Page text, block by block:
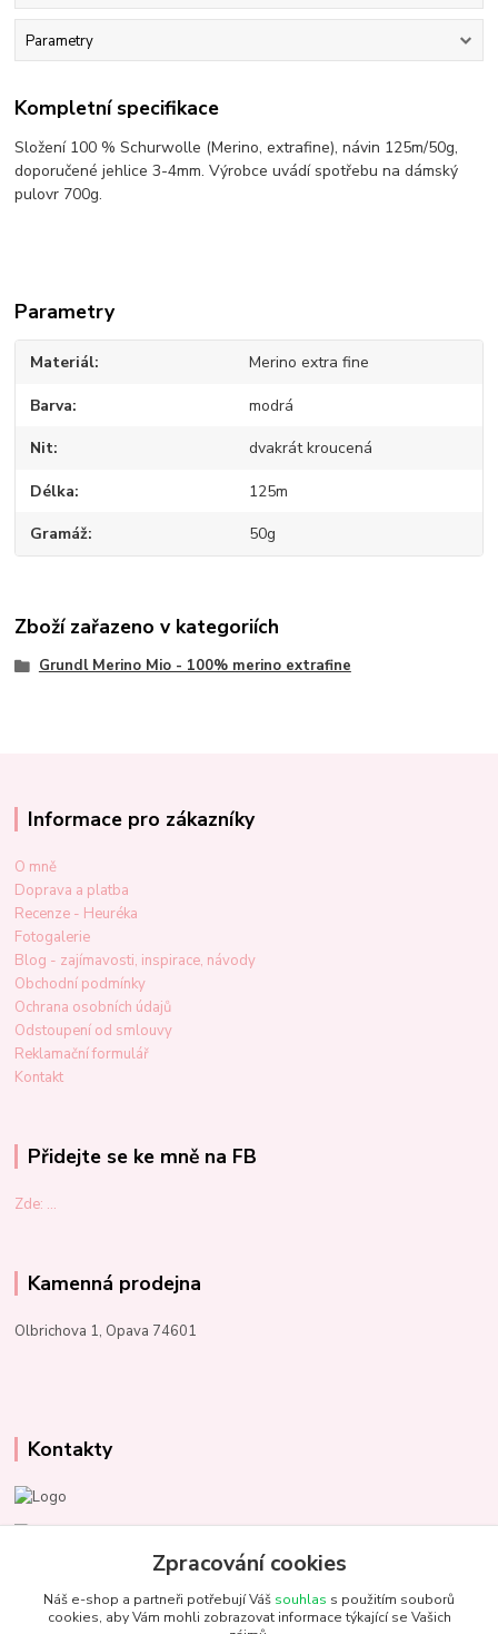
Parametry
Kompletní specifikace
Složení 100 % Schurwolle (Merino, extrafine), návin 125m/50g,
doporučené jehlice 3-4mm. Výrobce uvádí spotřebu na dámský
pulovr 700g.
Parametry
Materiál Merino extra fine
Barva modrá
Nit dvakrát kroucená
Délka 125m
Gramáž 50g
Zboží zařazeno v kategoriích
Grundl Merino Mio - 100% merino extrafine
Informace pro zákazníky
O mně
Doprava a platba
Recenze - Heuréka
Fotogalerie
Blog - zajímavosti, inspirace, návody
Obchodní podmínky
Ochrana osobních údajů
Odstoupení od smlouvy
Reklamační formulář
Kontakt
Přidejte se ke mně na FB
Zde: ...
Kamenná prodejna
Olbrichova 1, Opava 74601
Kontakty
Marcela Kupková
+420 731 153 484
info@unezbednychklubicek.cz
Zpracování cookies
Náš e-shop a partneři potřebují Váš souhlas s použitím souborů
cookies, aby Vám mohli zobrazovat informace týkající se Vašich